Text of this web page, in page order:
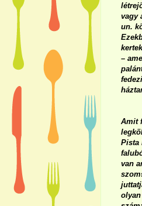
vagy
un.
–
Amit
Pista
van